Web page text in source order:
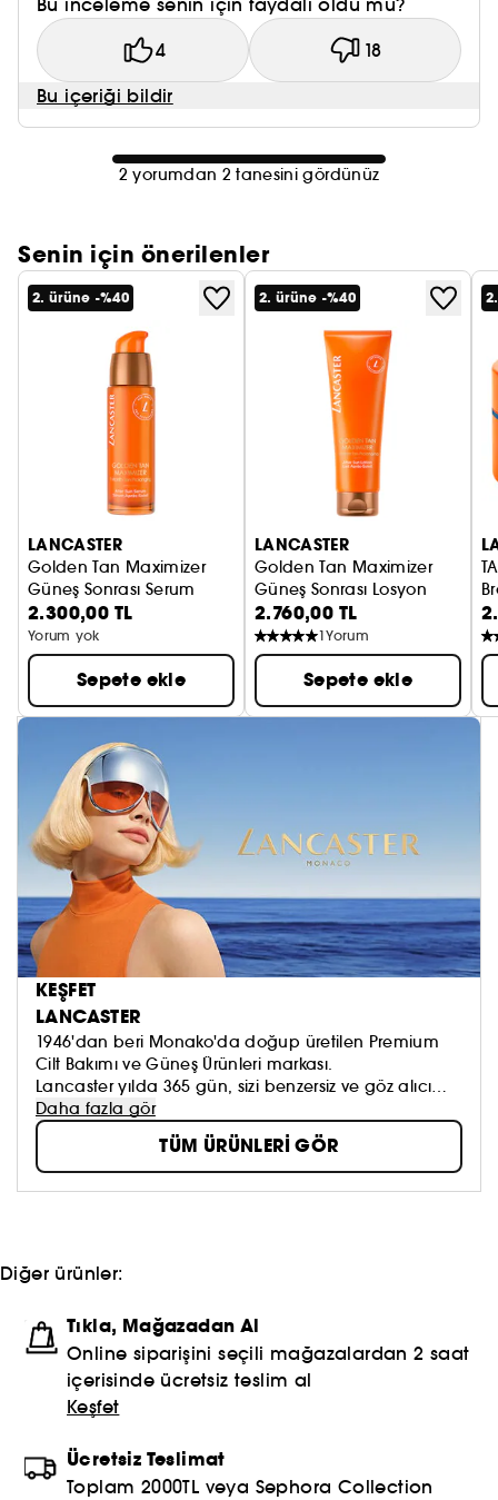
Bu inceleme senin için faydalı oldu mu?
4 18
Bu içeriği bildir
2 yorumdan 2 tanesini gördünüz
Senin için önerilenler
2. ürüne -%40
LANCASTER
Golden Tan Maximizer
Güneş Sonrası Serum
2.300,00 TL
Yorum yok
Sepete ekle
2. ürüne -%40
LANCASTER
Golden Tan Maximizer
Güneş Sonrası Losyon
2.760,00 TL
1Yorum
Sepete ekle
KEŞFET
LANCASTER
1946'dan beri Monako'da doğup üretilen Premium
Cilt Bakımı ve Güneş Ürünleri markası.
Lancaster yılda 365 gün, sizi benzersiz ve göz alıcı
kılmak için cildin doğal ışıltısını korur ve açığa çıkarır.
Daha fazla gör
TÜM ÜRÜNLERİ GÖR
Diğer ürünler:
Tıkla, Mağazadan Al
Online siparişini seçili mağazalardan 2 saat
içerisinde ücretsiz teslim al
Keşfet
Ücretsiz Teslimat
Toplam 2000TL veya Sephora Collection